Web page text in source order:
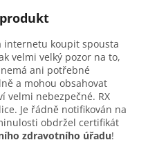
internetu koupit spousta
velmi velký pozor na to,
ani potřebné
a mohou obsahovat
velmi nebezpečné. RX
Je řádně notifikován na
obdržel certifikát
zdravotního úřadu!